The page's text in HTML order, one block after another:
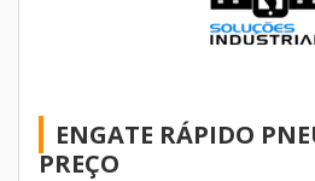
ENGATE RÁPIDO
PREÇO